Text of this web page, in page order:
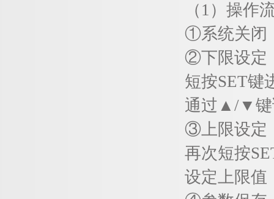
（1）操作流
①系统关闭：
②下限设定
短按SET键
通过▲/▼键
③上限设定
再次短按
设定上限值